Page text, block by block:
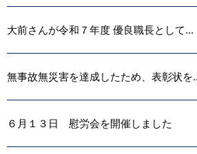
大前さんが令和７年度 優良職長として...
無事故無災害を達成したため、表彰状を
６月１３日 慰労会を開催しました